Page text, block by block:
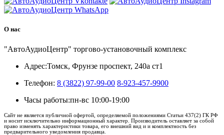
О нас
"АвтоАудиоЦентр" торгово-установочный комплекс
Адрес:Томск, Фрунзе проспект, 240а ст1
Телефон: 8 (3822) 97-99-00 8-923-457-9900
Часы работы:пн-вс 10:00-19:00
Сайт не является публичной офертой, определяемой положениями Статьи 437(2) ГК РФ
и носит исключительно информационный характер. Производитель оставляет за собой
право изменять характеристики товара, его внешний вид и и комплектность без
предварительного уведомления продавца.